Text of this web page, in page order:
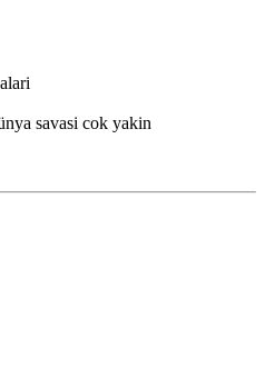
savasi cok yakin